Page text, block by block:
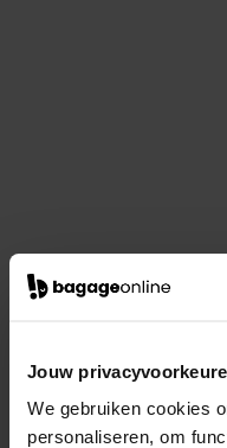
Jouw
We gebruiken cookies
personaliseren, om